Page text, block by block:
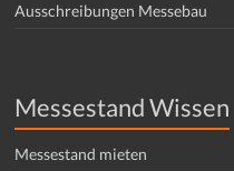
Ausschreibungen Messebau
Messestand Wissen
Messestand mieten